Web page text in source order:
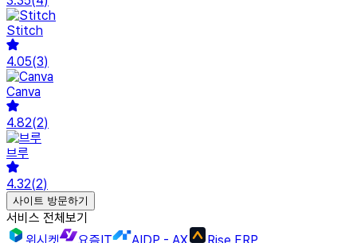
Stitch
4.05(3)
Canva
4.82(2)
브루
4.32(2)
사이트 방문하기
서비스 전체보기